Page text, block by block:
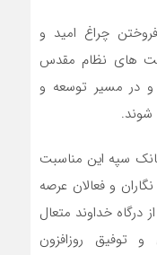
چراغ امید و
های نظام مقدس
و در مسیر توسعه و
شوند.
سپه این مناسبت
و فعالان عرصه
درگاه خداوند متعال
و توفیق روز‌افزون